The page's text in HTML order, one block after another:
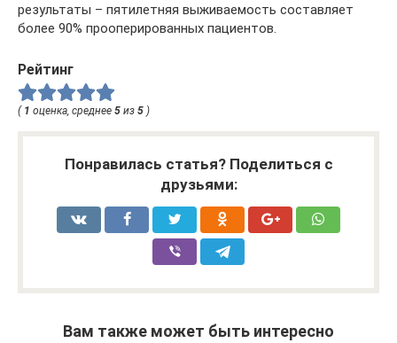
результаты – пятилетняя выживаемость составляет
более 90% прооперированных пациентов.
Рейтинг
( 1 оценка, среднее 5 из 5 )
Понравилась статья? Поделиться с
друзьями:
Вам также может быть интересно